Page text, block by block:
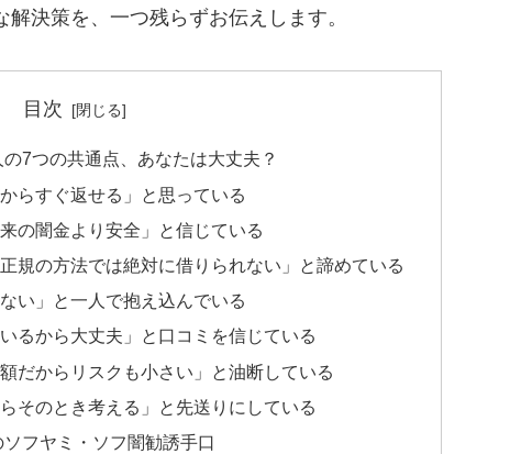
決策を、一つ残らずお伝えします。
目次
7つの共通点、あなたは大丈夫？
らすぐ返せる」と思っている
の闇金より安全」と信じている
規の方法では絶対に借りられない」と諦めている
い」と一人で抱え込んでいる
るから大丈夫」と口コミを信じている
だからリスクも小さい」と油断している
そのとき考える」と先送りにしている
フヤミ・ソフ闇勧誘手口